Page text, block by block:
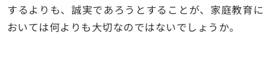
するよりも、誠実であろうとすることが、家庭教育に
おいては何よりも大切なのではないでしょうか。